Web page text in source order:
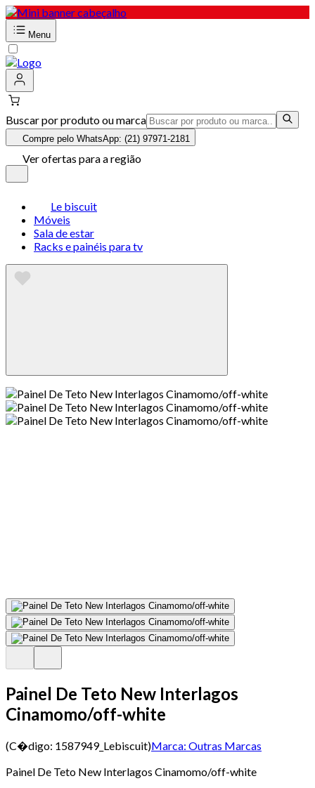
Menu
Buscar por produto ou marca
Compre pelo WhatsApp: (21) 97971-2181
Ver ofertas para a região
Le biscuit
Móveis
Sala de estar
Racks e painéis para tv
Painel De Teto New Interlagos
Cinamomo/off-white
(C�digo: 1587949_Lebiscuit)Marca: Outras Marcas
Painel De Teto New Interlagos Cinamomo/off-white